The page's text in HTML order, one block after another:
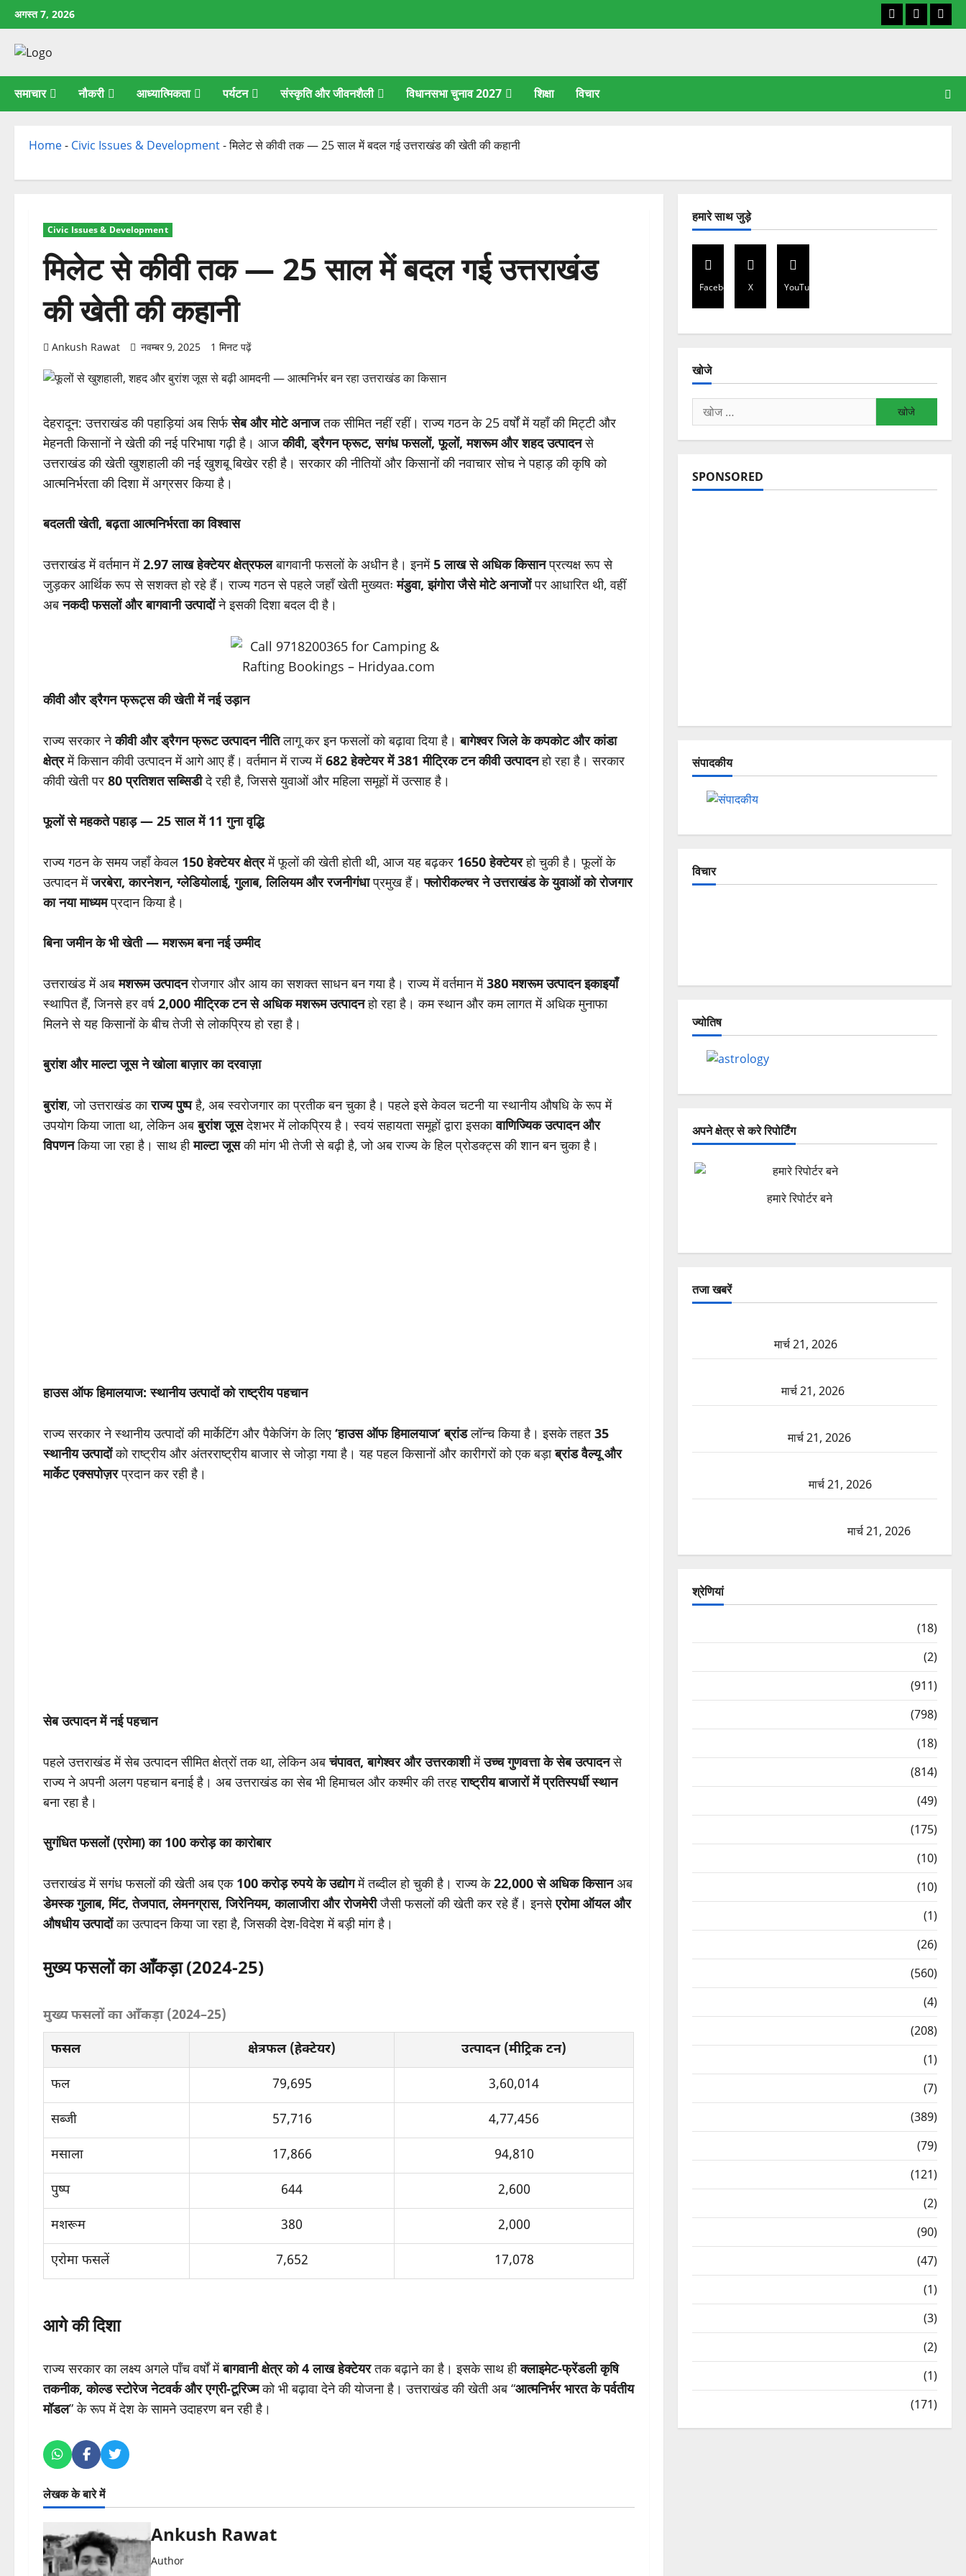
छोड़कर
सामग्री
अगस्त 7, 2026 Facebook
X
समाचार नौकरी आध्यात्मिकता पर्यटन संस्कृति और जीवनशैली विधानसभा चुनाव 2027 शिक्षा विचार
Home- Civic Issues & Development-मिलेट से कीवी तक — 25 साल में बदल गई उत्तराखंड की खेती की कहानी
Civic Issues & Development
मिलेट से कीवी तक — 25 साल में बदल गई उत्तराखंड
की खेती की कहानी
Ankush Rawat नवम्बर 9, 2025 1 मिनट पढ़ें
देहरादून: उत्तराखंड की पहाड़ियां अब सिर्फसेब और मोटे अनाजतक सीमित नहीं रहीं। राज्य गठन के 25 वर्षों में यहाँ की मिट्टी और
मेहनती किसानों ने खेती की नई परिभाषा गढ़ी है। आजकीवी, ड्रैगन फ्रूट, सगंध फसलों, फूलों, मशरूम और शहद उत्पादनसे
उत्तराखंड की खेती खुशहाली की नई खुशबू बिखेर रही है। सरकार की नीतियों और किसानों की नवाचार सोच ने पहाड़ की कृषि को
आत्मनिर्भरता की दिशा में अग्रसर किया है।
बदलती खेती, बढ़ता आत्मनिर्भरता का विश्वास
उत्तराखंड में वर्तमान में2.97 लाख हेक्टेयर क्षेत्रफलबागवानी फसलों के अधीन है। इनमें5 लाख से अधिक किसानप्रत्यक्ष रूप से
जुड़कर आर्थिक रूप से सशक्त हो रहे हैं। राज्य गठन से पहले जहाँ खेती मुख्यतःमंडुवा, झंगोरा जैसे मोटे अनाजोंपर आधारित थी, वहीं
अबनकदी फसलों और बागवानी उत्पादोंने इसकी दिशा बदल दी है।
कीवी और ड्रैगन फ्रूट्स की खेती में नई उड़ान
राज्य सरकार नेकीवी और ड्रैगन फ्रूट उत्पादन नीतिलागू कर इन फसलों को बढ़ावा दिया है।बागेश्वर जिले के कपकोट और कांडा
क्षेत्रमें किसान कीवी उत्पादन में आगे आए हैं। वर्तमान में राज्य में682 हेक्टेयर में 381 मीट्रिक टन कीवी उत्पादनहो रहा है। सरकार
कीवी खेती पर 80 प्रतिशत सब्सिडीदे रही है, जिससे युवाओं और महिला समूहों में उत्साह है।
फूलों से महकते पहाड़ — 25 साल में 11 गुना वृद्धि
राज्य गठन के समय जहाँ केवल 150 हेक्टेयर क्षेत्रमें फूलों की खेती होती थी, आज यह बढ़कर 1650 हेक्टेयरहो चुकी है। फूलों के
उत्पादन मेंजरबेरा, कारनेशन, ग्लेडियोलाई, गुलाब, लिलियम और रजनीगंधाप्रमुख हैं।फ्लोरीकल्चर ने उत्तराखंड के युवाओं को रोजगार
का नया माध्यमप्रदान किया है।
बिना जमीन के भी खेती — मशरूम बना नई उम्मीद
उत्तराखंड में अबमशरूम उत्पादनरोजगार और आय का सशक्त साधन बन गया है। राज्य में वर्तमान में380 मशरूम उत्पादन इकाइयाँ
स्थापित हैं, जिनसे हर वर्ष 2,000 मीट्रिक टन से अधिक मशरूम उत्पादनहो रहा है। कम स्थान और कम लागत में अधिक मुनाफा
मिलने से यह किसानों के बीच तेजी से लोकप्रिय हो रहा है।
बुरांश और माल्टा जूस ने खोला बाज़ार का दरवाज़ा
बुरांश, जो उत्तराखंड काराज्य पुष्पहै, अब स्वरोजगार का प्रतीक बन चुका है। पहले इसे केवल चटनी या स्थानीय औषधि के रूप में
उपयोग किया जाता था, लेकिन अबबुरांश जूसदेशभर में लोकप्रिय है। स्वयं सहायता समूहों द्वारा इसकावाणिज्यिक उत्पादन और
विपणनकिया जा रहा है। साथ हीमाल्टा जूसकी मांग भी तेजी से बढ़ी है, जो अब राज्य के हिल प्रोडक्ट्स की शान बन चुका है।
हाउस ऑफ हिमालयाज: स्थानीय उत्पादों को राष्ट्रीय पहचान
राज्य सरकार ने स्थानीय उत्पादों की मार्केटिंग और पैकेजिंग के लिए ‘हाउस ऑफ हिमालयाज’ ब्रांडलॉन्च किया है। इसके तहत35
स्थानीय उत्पादोंको राष्ट्रीय और अंतरराष्ट्रीय बाजार से जोड़ा गया है। यह पहल किसानों और कारीगरों को एक बड़ाब्रांड वैल्यू और
मार्केट एक्सपोज़रप्रदान कर रही है।
सेब उत्पादन में नई पहचान
पहले उत्तराखंड में सेब उत्पादन सीमित क्षेत्रों तक था, लेकिन अबचंपावत, बागेश्वर और उत्तरकाशीमेंउच्च गुणवत्ता के सेब उत्पादनसे
राज्य ने अपनी अलग पहचान बनाई है। अब उत्तराखंड का सेब भी हिमाचल और कश्मीर की तरहराष्ट्रीय बाजारों में प्रतिस्पर्धी स्थान
बना रहा है।
सुगंधित फसलों (एरोमा) का 100 करोड़ का कारोबार
उत्तराखंड में सगंध फसलों की खेती अब एक 100 करोड़ रुपये के उद्योगमें तब्दील हो चुकी है। राज्य के22,000 से अधिक किसानअब
डेमस्क गुलाब, मिंट, तेजपात, लेमनग्रास, जिरेनियम, कालाजीरा और रोजमेरीजैसी फसलों की खेती कर रहे हैं। इनसेएरोमा ऑयल और
औषधीय उत्पादोंका उत्पादन किया जा रहा है, जिसकी देश-विदेश में बड़ी मांग है।
मुख्य फसलों का आँकड़ा (2024-25)
मुख्य फसलों का आँकड़ा (2024–25)
फसल क्षेत्रफल (हेक्टेयर) उत्पादन (मीट्रिक टन)
फल 79,695 3,60,014
सब्जी 57,716 4,77,456
मसाला 17,866 94,810
पुष्प 644 2,600
मशरूम 380 2,000
एरोमा फसलें 7,652 17,078
आगे की दिशा
राज्य सरकार का लक्ष्य अगले पाँच वर्षों मेंबागवानी क्षेत्र को 4 लाख हेक्टेयरतक बढ़ाने का है। इसके साथ हीक्लाइमेट-फ्रेंडली कृषि
तकनीक, कोल्ड स्टोरेज नेटवर्क और एग्री-टूरिज्मको भी बढ़ावा देने की योजना है। उत्तराखंड की खेती अब “आत्मनिर्भर भारत के पर्वतीय
मॉडल” के रूप में देश के सामने उदाहरण बन रही है।
लेखक के बारे में
Ankush Rawat
Author
हमारे साथ जुड़े
Facebook X YouTube
खोजे
निम्न
को
खोजें:
SPONSORED
संपादकीय
विचार
ज्योतिष
अपने क्षेत्र से करे रिपोर्टिंग
हमारे रिपोर्टर बने
तजा खबरें
मार्च 21, 2026
मार्च 21, 2026
मार्च 21, 2026
मार्च 21, 2026
मार्च 21, 2026
श्रेणियां
(18)
(2)
(911)
(798)
(18)
(814)
(49)
(175)
(10)
(10)
(1)
(26)
(560)
(4)
(208)
(1)
(7)
(389)
(79)
(121)
(2)
(90)
(47)
(1)
(3)
(2)
(1)
(171)